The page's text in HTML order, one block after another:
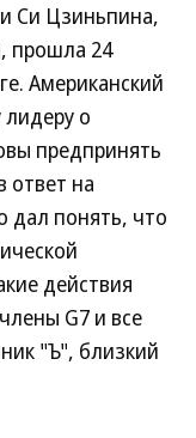
Си Цзиньпина,
прошла 24
Американский
лидеру о
предпринять
ответ на
дал понять, что
действия
G7 и все
"Ъ", близкий